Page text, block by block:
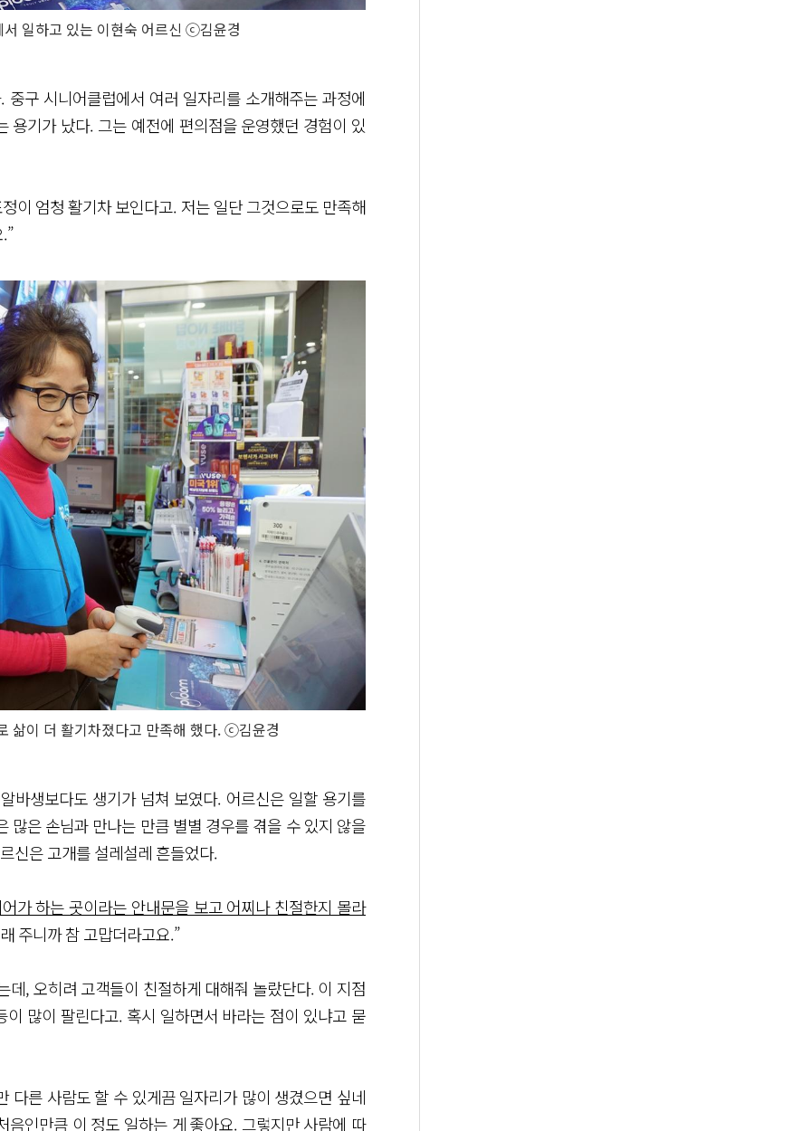
일하고 있는 이현숙 어르신 ⓒ김윤경
구 시니어클럽에서 여러 일자리를 소개해주는 과정에
용기가 났다. 그는 예전에 편의점을 운영했던 경험이 있
이 엄청 활기차 보인다고. 저는 일단 그것으로도 만족해
삶이 더 활기차졌다고 만족해 했다. ⓒ김윤경
바생보다도 생기가 넘쳐 보였다. 어르신은 일할 용기를
많은 손님과 만나는 만큼 별별 경우를 겪을 수 있지 않을
신은 고개를 설레설레 흔들었다.
가 하는 곳이라는 안내문을 보고 어찌나 친절한지 몰라
주니까 참 고맙더라고요.”
, 오히려 고객들이 친절하게 대해줘 놀랐단다. 이 지점
많이 팔린다고. 혹시 일하면서 바라는 점이 있냐고 묻
다른 사람도 할 수 있게끔 일자리가 많이 생겼으면 싶네
인만큼 이 정도 일하는 게 좋아요. 그렇지만 사람에 따